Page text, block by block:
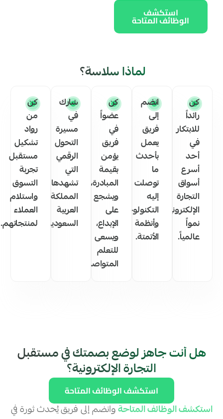
استكشف
الوظائف المتاحة
لماذاسلاسة؟
كن
رائداً
للابتكار
في
أحد
أسرع
أسواق
التجارة
الإلكترونية
نمواً
عالمياً.
انضم
إلى
فريق
يعمل
بأحدث
ما
توصلت
إليه
التكنولوجيا
وأنظمة
الأتمتة.
كن
عضواً
في
فريق
يؤمن
بقيمة
المبادرة،
ويشجع
على
الإبداع،
ويسعى
للتعلم
المتواصل.
شارك
في
مسيرة
التحول
الرقمي
التي
تشهدها
المملكة
العربية
السعودية.
كن
من
رواد
تشكيل
مستقبل
تجربة
التسوق
واستلام
العملاء
لمنتجاتهم.
هل أنت جاهز لوضع بصمتك في مستقبل
التجارة الإلكترونية؟
استكشف الوظائف المتاحة
استكشف الوظائف المتاحةوانضم إلى فريق يُحدث ثورة في